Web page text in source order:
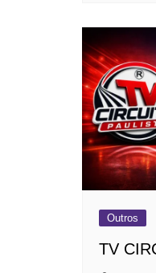
Outros
TV